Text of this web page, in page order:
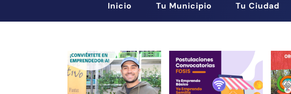
Inicio Tu Municipio Tu Ciudad